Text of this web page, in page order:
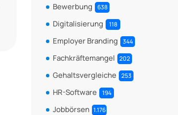
Bewerbung 638
Digitalisierung 118
Employer Branding 344
Fachkräftemangel 202
Gehaltsvergleiche 253
HR-Software 194
Jobbörsen 1.176